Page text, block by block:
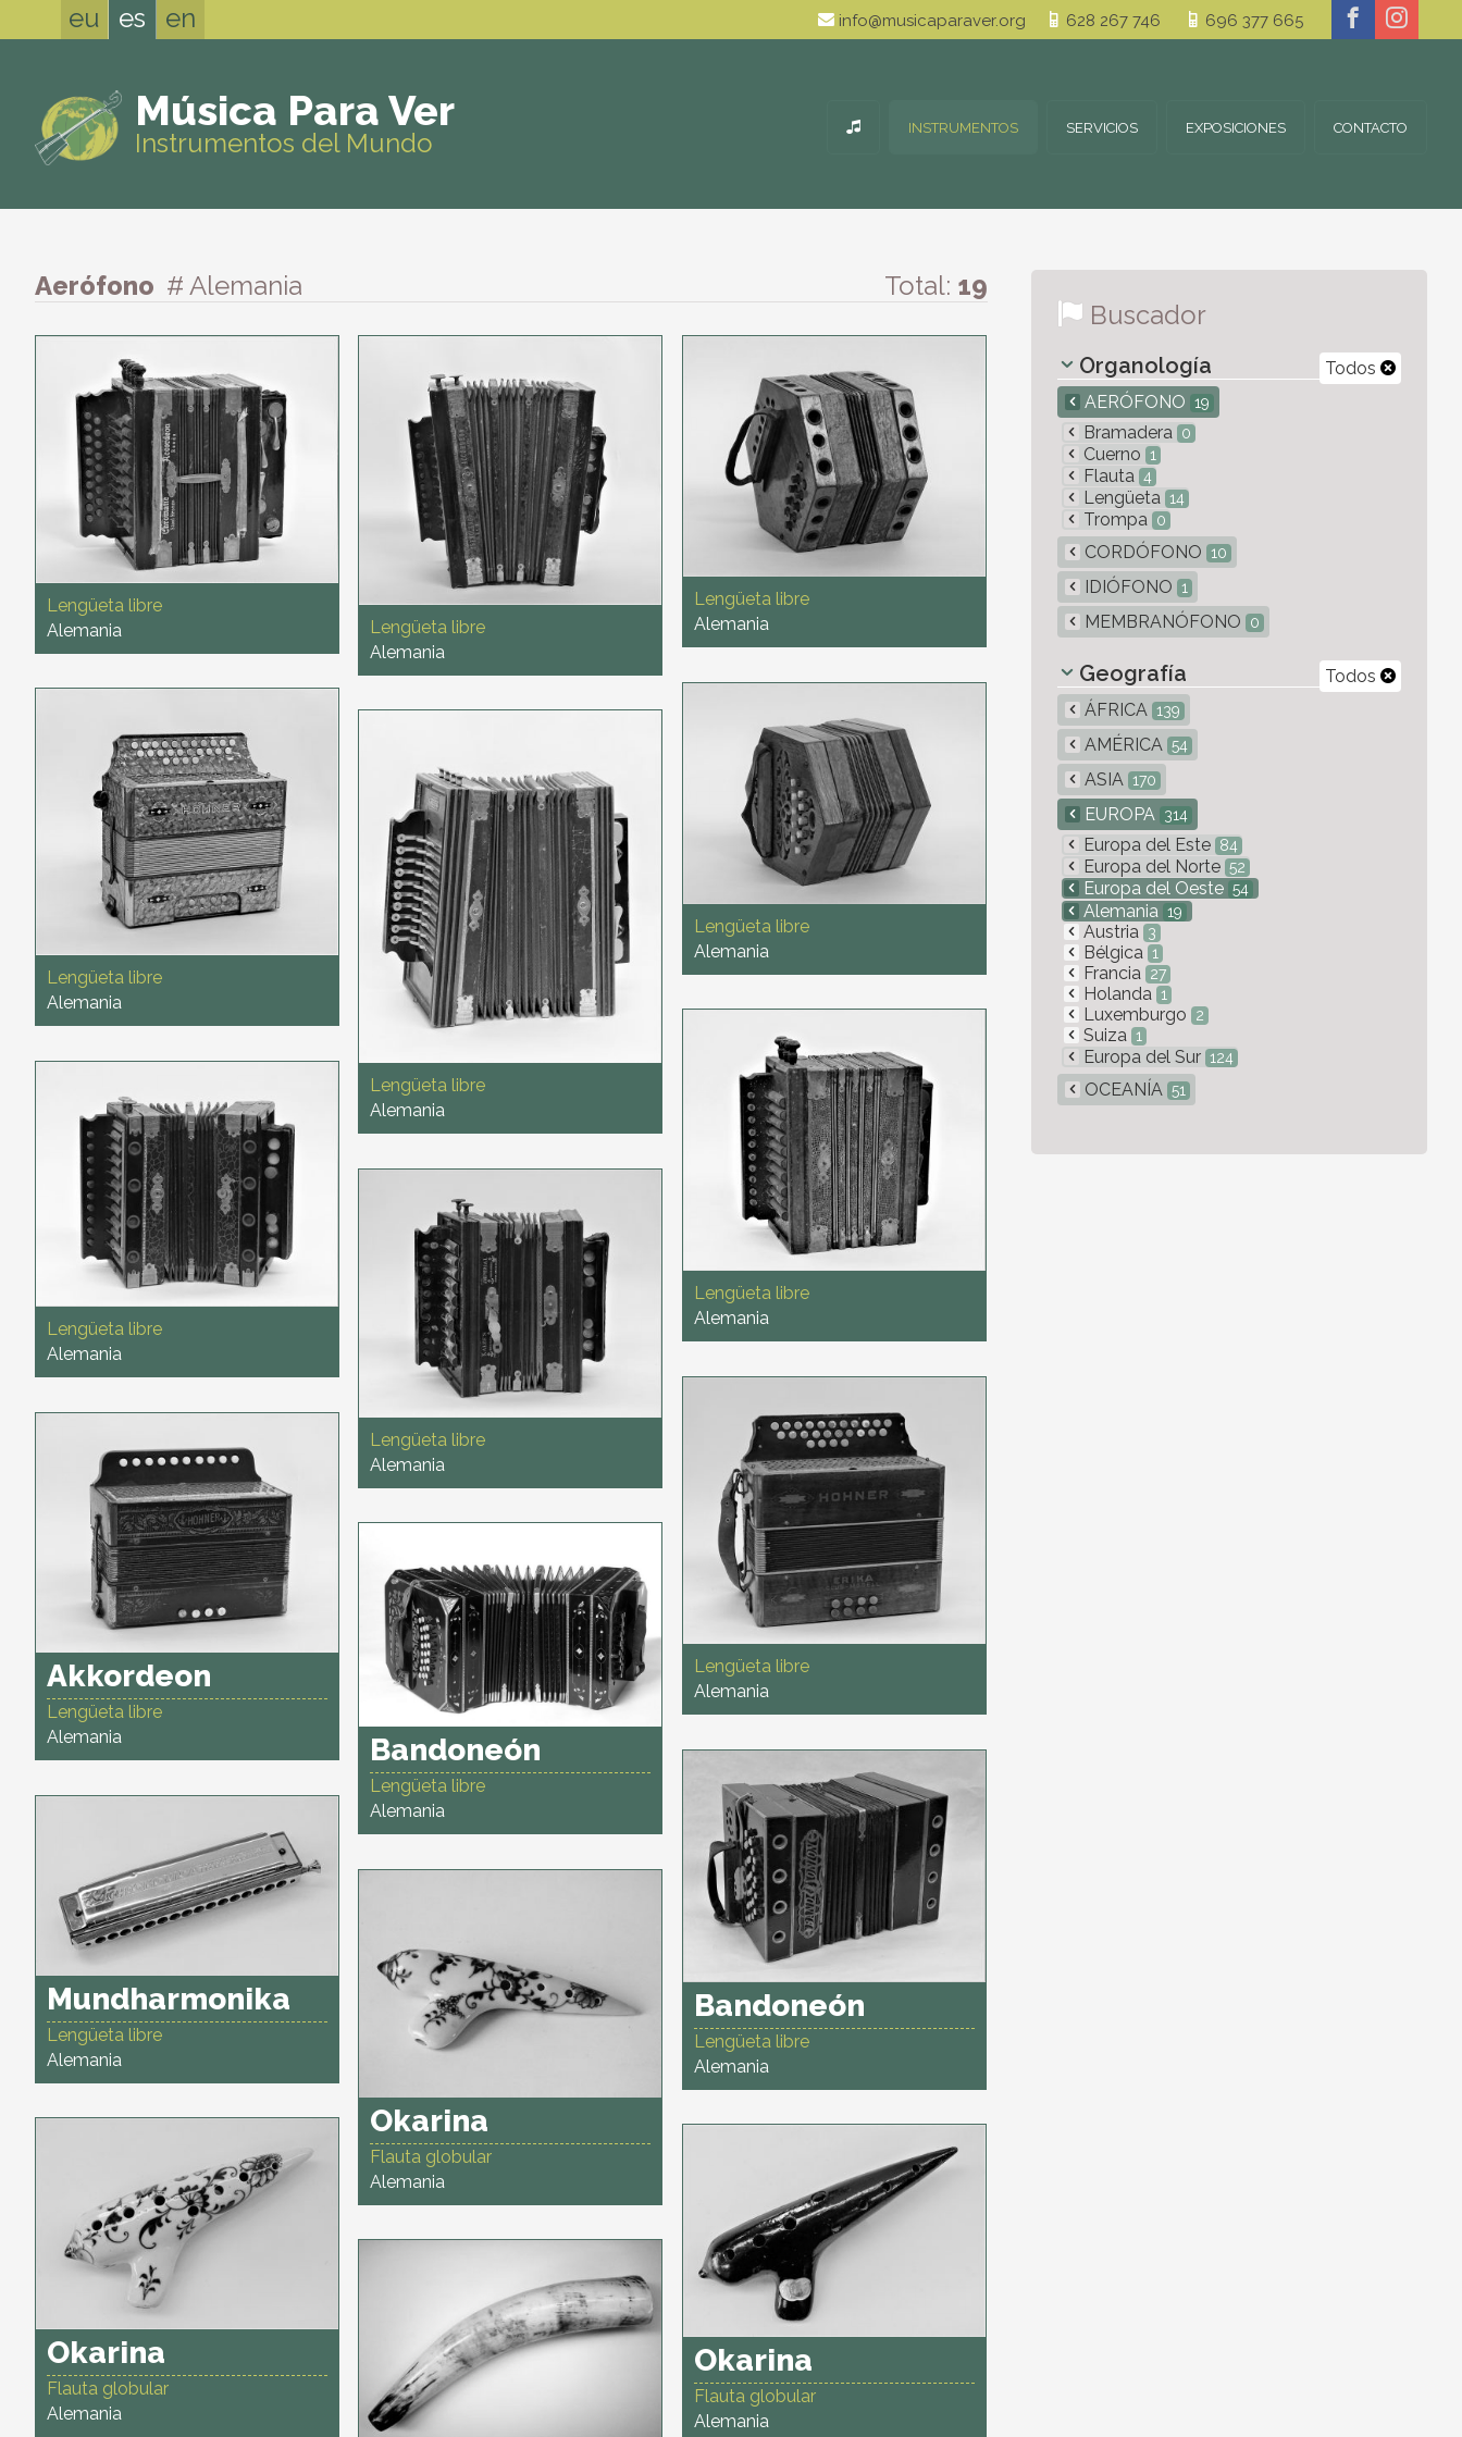
eu es en info@musicaparaver.org 628 267 746 696 377 665
Música Para Ver
Instrumentos del Mundo INSTRUMENTOS SERVICIOS EXPOSICIONES CONTACTO
Aerófono # Alemania Total: 19
Lengüeta libre
Alemania
Lengüeta libre
Alemania
Lengüeta libre
Alemania
Lengüeta libre
Alemania
Lengüeta libre
Alemania
Lengüeta libre
Alemania
Lengüeta libre
Alemania
Lengüeta libre
Alemania
Lengüeta libre
Alemania
Lengüeta libre
Alemania
Akkordeon
Lengüeta libre
Alemania
Bandoneón
Lengüeta libre
Alemania
Bandoneón
Lengüeta libre
Alemania
Mundharmonika
Lengüeta libre
Alemania
Okarina
Flauta globular
Alemania
Okarina
Flauta globular
Alemania
Okarina
Flauta globular
Alemania
Buscador
Todos
Organología
AERÓFONO 19
Bramadera 0
Cuerno 1
Flauta 4
Lengüeta 14
Trompa 0
CORDÓFONO 10
IDIÓFONO 1
MEMBRANÓFONO 0
Todos
Geografía
ÁFRICA 139
AMÉRICA 54
ASIA 170
EUROPA 314
Europa del Este 84
Europa del Norte 52
Europa del Oeste 54
Alemania 19
Austria 3
Bélgica 1
Francia 27
Holanda 1
Luxemburgo 2
Suiza 1
Europa del Sur 124
OCEANÍA 51